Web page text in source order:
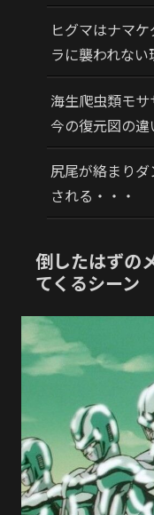
ヒグマはナマ
ラに襲われない
海生爬虫類モ
今の復元図の違
尻尾が絡まり
される・・・
倒したはずの
てくるシーン